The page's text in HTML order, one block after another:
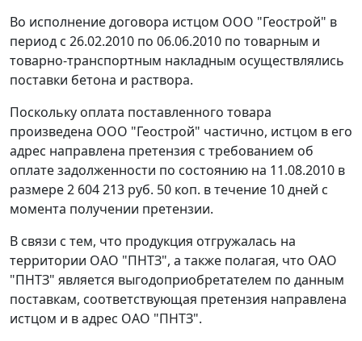
Во исполнение договора истцом ООО "Геострой" в
период с 26.02.2010 по 06.06.2010 по товарным и
товарно-транспортным накладным осуществлялись
поставки бетона и раствора.
Поскольку оплата поставленного товара
произведена ООО "Геострой" частично, истцом в его
адрес направлена претензия с требованием об
оплате задолженности по состоянию на 11.08.2010 в
размере 2 604 213 руб. 50 коп. в течение 10 дней с
момента получении претензии.
В связи с тем, что продукция отгружалась на
территории ОАО "ПНТЗ", а также полагая, что ОАО
"ПНТЗ" является выгодоприобретателем по данным
поставкам, соответствующая претензия направлена
истцом и в адрес ОАО "ПНТЗ".